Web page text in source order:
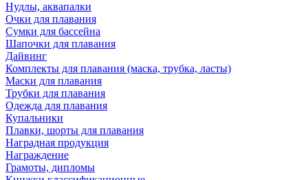
Нудлы, аквапалки
Очки для плавания
Сумки для бассейна
Шапочки для плавания
Дайвинг
Комплекты для плавания (маска, трубка, ласты)
Маски для плавания
Трубки для плавания
Одежда для плавания
Купальники
Плавки, шорты для плавания
Наградная продукция
Награждение
Грамоты, дипломы